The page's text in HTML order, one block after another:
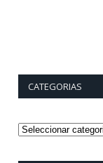
CATEGORIAS
Categorias